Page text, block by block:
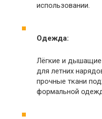
использовании.
Одежда:
Лёгкие и дышащие
для летних
прочные ткани
формальной